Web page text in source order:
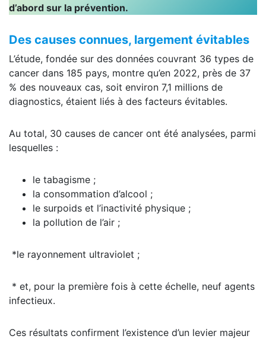
d’abord sur la prévention.
Des causes connues, largement évitables
L’étude, fondée sur des données couvrant 36 types de
cancer dans 185 pays, montre qu’en 2022, près de 37
% des nouveaux cas, soit environ 7,1 millions de
diagnostics, étaient liés à des facteurs évitables.
Au total, 30 causes de cancer ont été analysées, parmi
lesquelles :
le tabagisme ;
la consommation d’alcool ;
le surpoids et l’inactivité physique ;
la pollution de l’air ;
*le rayonnement ultraviolet ;
* et, pour la première fois à cette échelle, neuf agents
infectieux.
Ces résultats confirment l’existence d’un levier majeur